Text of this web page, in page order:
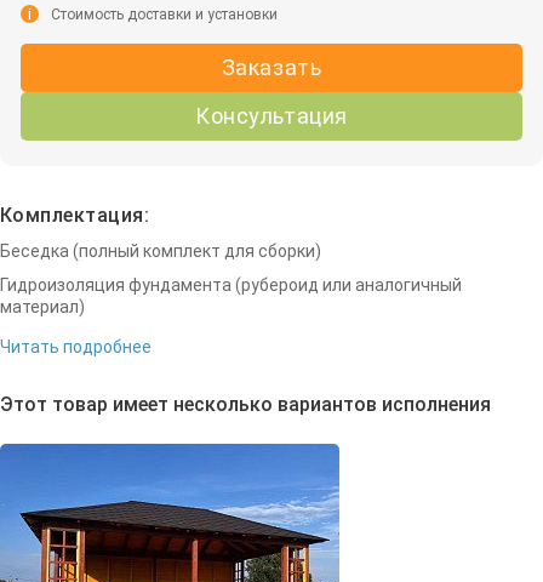
Заказать
Консультация
i Стоимость доставки и установки
Комплектация:
Беседка (полный комплект для сборки)
Гидроизоляция фундамента (рубероид или аналогичный
материал)
Читать подробнее
Этот товар имеет несколько вариантов исполнения